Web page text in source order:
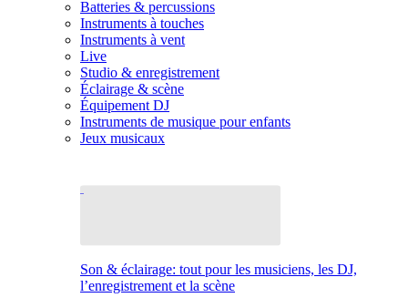
Batteries & percussions
Instruments à touches
Instruments à vent
Live
Studio & enregistrement
Éclairage & scène
Équipement DJ
Instruments de musique pour enfants
Jeux musicaux
Son & éclairage: tout pour les musiciens, les DJ,
l’enregistrement et la scène